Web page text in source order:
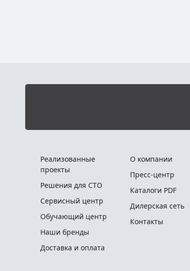
Реализованные
проекты
Решения для СТО
Сервисный центр
Обучающий центр
Наши бренды
Доставка и оплата
О компании
Пресс-центр
Каталоги PDF
Дилерская сеть
Контакты